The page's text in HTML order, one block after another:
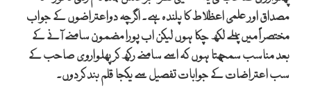
مصداق اور علمی اعظلاط کا پلندہ ہے۔ اگرچہ دواعتراضوں کے جواب
مختصراً میں پہلے لکھ چکا ہوں لیکن اب پورا مضمون سامنے آنے کے
بعد مناسب سمجھتا ہوں کہ اسے سامنے رکھ کر پھلواروی صاحب کے
سب اعتراضات کے جوابات تفصیل سے یکجا قلم بند کردوں۔